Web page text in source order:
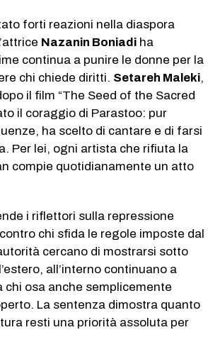
forti reazioni nella diaspora
Nazanin Boniadi ha
continua a punire le donne per la
chi chiede diritti. Setareh Maleki,
il film “The Seed of the Sacred
il coraggio di Parastoo: pur
ha scelto di cantare e di farsi
Per lei, ogni artista che rifiuta la
compie quotidianamente un atto
i riflettori sulla repressione
chi sfida le regole imposte dal
cercano di mostrarsi sotto
all’interno continuano a
chi osa anche semplicemente
La sentenza dimostra quanto
resti una priorità assoluta per